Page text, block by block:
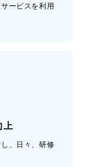
ービスを利用
上
、日々、研修